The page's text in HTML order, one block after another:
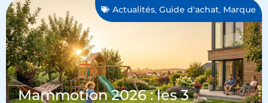
Actualités, Guide d'achat, Marque
Mammotion 2026 : les 3